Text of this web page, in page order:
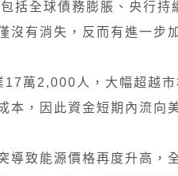
括全球債務膨脹、央行持
沒有消失，反而有進一步
17萬2,000人，大幅超越
本，因此資金短期內流向
導致能源價格再度升高，